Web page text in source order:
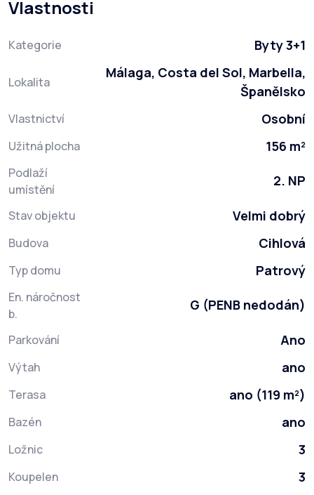
Vlastnosti
Kategorie Byty 3+1
Lokalita
Málaga, Costa del Sol, Marbella,
Španělsko
Vlastnictví Osobní
Užitná plocha 156 m²
Podlaží
umístění
2. NP
Stav objektu Velmi dobrý
Budova Cihlová
Typ domu Patrový
En. náročnost
b.
G (PENB nedodán)
Parkování Ano
Výtah ano
Terasa ano (119 m²)
Bazén ano
Ložnic 3
Koupelen 3